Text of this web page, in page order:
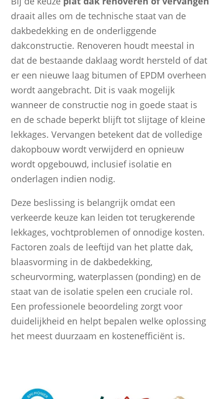
draait alles om de technische staat van de
dakbedekking en de onderliggende
dakconstructie. Renoveren houdt meestal in
dat de bestaande daklaag wordt hersteld of dat
er een nieuwe laag bitumen of EPDM overheen
wordt aangebracht. Dit is vaak mogelijk
wanneer de constructie nog in goede staat is
en de schade beperkt blijft tot slijtage of kleine
lekkages. Vervangen betekent dat de volledige
dakopbouw wordt verwijderd en opnieuw
wordt opgebouwd, inclusief isolatie en
onderlagen indien nodig.
Deze beslissing is belangrijk omdat een
verkeerde keuze kan leiden tot terugkerende
lekkages, vochtproblemen of onnodige kosten.
Factoren zoals de leeftijd van het platte dak,
blaasvorming in de dakbedekking,
scheurvorming, waterplassen (ponding) en de
staat van de isolatie spelen een cruciale rol.
Een professionele beoordeling zorgt voor
duidelijkheid en helpt bepalen welke oplossing
het meest duurzaam en kostenefficiënt is.